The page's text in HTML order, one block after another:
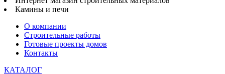
Камины и печи
О компании
Строительные работы
Готовые проекты домов
Контакты
КАТАЛОГ